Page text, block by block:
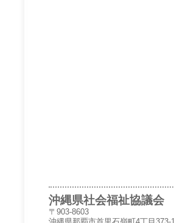
沖縄県社会福祉協議会
〒903-8603